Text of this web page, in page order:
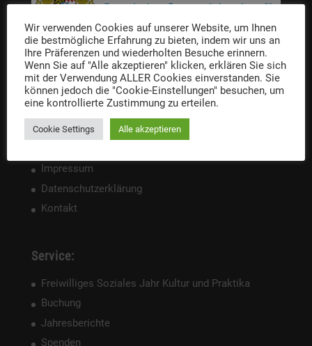
Rechtliches:
Impressum
Datenschutzerklärung
Kontakt
Service:
Freiwilliges Soziales Jahr Kultur und Praktika
Buchung
Jahresberichte
Spenden
Wir verwenden Cookies auf unserer Website, um Ihnen
die bestmögliche Erfahrung zu bieten, indem wir uns an
Ihre Präferenzen und wiederholten Besuche erinnern.
Wenn Sie auf "Alle akzeptieren" klicken, erklären Sie sich
mit der Verwendung ALLER Cookies einverstanden. Sie
können jedoch die "Cookie-Einstellungen" besuchen, um
eine kontrollierte Zustimmung zu erteilen.
Cookie Settings Alle akzeptieren